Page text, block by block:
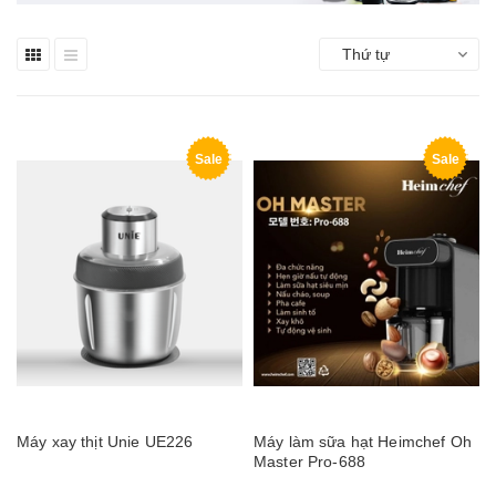
Thứ tự
Sale
Máy xay thịt Unie UE226
Sale
Máy làm sữa hạt Heimchef Oh
Master Pro-688